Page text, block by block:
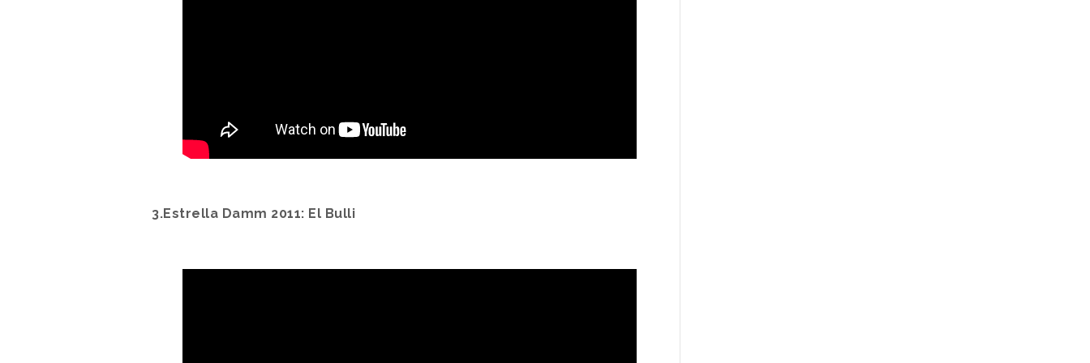
3.Estrella Damm 2011: El Bulli